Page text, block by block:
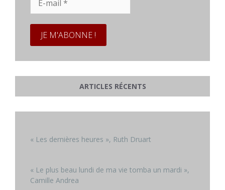
mail
ARTICLES RÉCENTS
« Les dernières heures », Ruth Druart
« Le plus beau lundi de ma vie tomba un mardi »,
Camille Andrea